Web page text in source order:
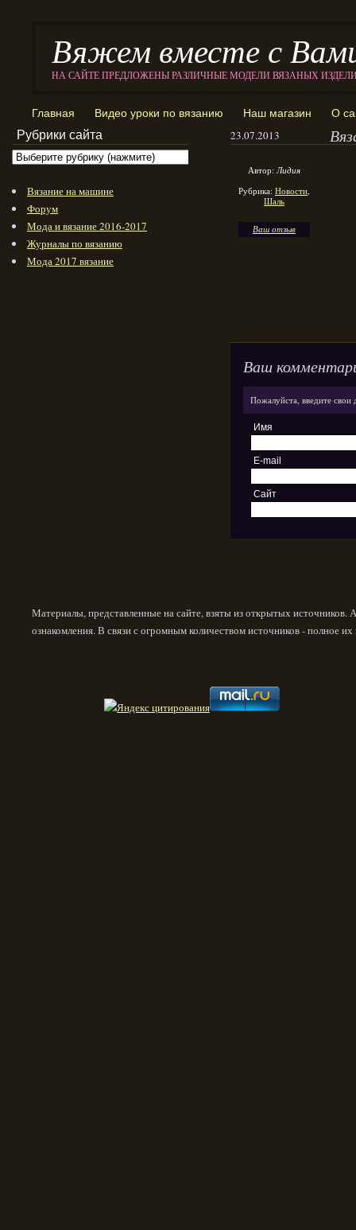
Вяжем вместе с
НА САЙТЕ ПРЕДЛОЖЕНЫ РАЗЛИЧНЫЕ МОДЕЛИ ВЯЗАНЫХ
Главная Видео уроки по вязанию Наш магазин О
23.07.2013
Автор:Лидия
Рубрика: Новости,
Шаль
Ваш отзыв
Ваш
Пожалуйста, введите
Имя
E-mail
Сайт
Рубрики сайта
Вязание на машине
Форум
Мода и вязание 2016-2017
Журналы по вязанию
Мода 2017 вязание
Материалы, представленные на сайте, взяты из открытых
ознакомления. В связи с огромным количеством источников - полное